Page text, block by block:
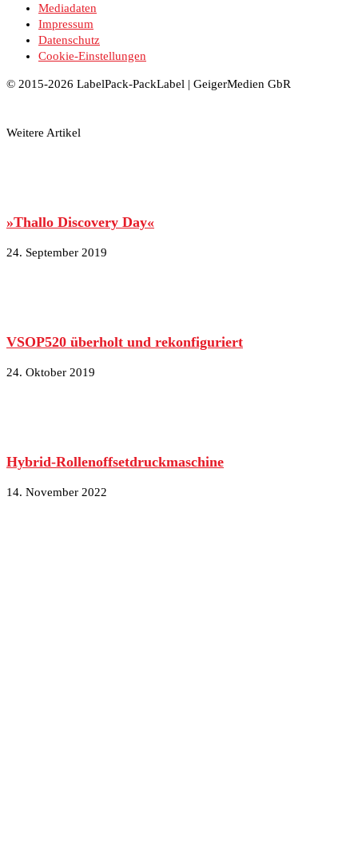
Mediadaten
Impressum
Datenschutz
Cookie-Einstellungen
© 2015-2026 LabelPack-PackLabel | GeigerMedien GbR
Weitere Artikel
»Thallo Discovery Day«
24. September 2019
VSOP520 überholt und rekonfiguriert
24. Oktober 2019
Hybrid-Rollenoffsetdruckmaschine
14. November 2022